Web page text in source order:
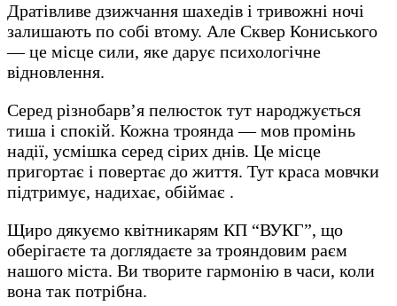
Дратівливе дзижчання шахедів і тривожні ночі
залишають по собі втому. Але Сквер Кониського
— це місце сили, яке дарує психологічне
відновлення.
Серед різнобарв’я пелюсток тут народжується
тиша і спокій. Кожна троянда — мов промінь
надії, усмішка серед сірих днів. Це місце
пригортає і повертає до життя. Тут краса мовчки
підтримує, надихає, обіймає .
Щиро дякуємо квітникарям КП “ВУКГ”, що
оберігаєте та доглядаєте за трояндовим раєм
нашого міста. Ви творите гармонію в часи, коли
вона так потрібна.